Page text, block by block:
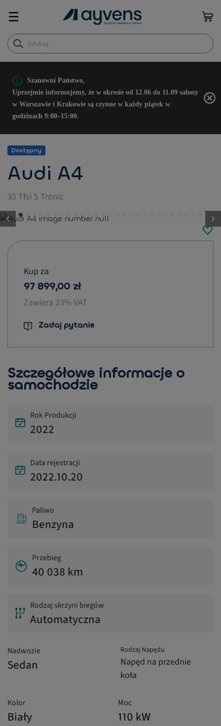
☰
Szanowni Państwo,
Uprzejmie informujemy, że w okresie od 12.06 do 11.09 salony
w Warszawie i Krakowie są czynne w każdy piątek w
godzinach 9:00–15:00.
Dostępny
Audi A4
35 Tfsi S Tronic
button.previous
Kup za
97 899,00 zł
Zawiera 23% VAT
Zadaj pytanie
Szczegółowe informacje o
samochodzie
Rok Produkcji
2022
Data rejestracji
2022.10.20
Paliwo
Benzyna
Przebieg
40 038 km
Rodzaj skrzyni biegów
Automatyczna
Nadwozie
Sedan
Rodzaj Napędu
Napęd na przednie
koła
Kolor
Biały
Moc
110 kW